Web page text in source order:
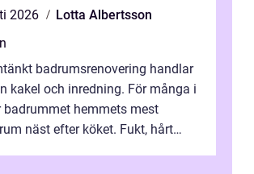
2026
Lotta Albertsson
badrumsrenovering handlar
kakel och inredning. För många i
badrummet hemmets mest
näst efter köket. Fukt, hårt